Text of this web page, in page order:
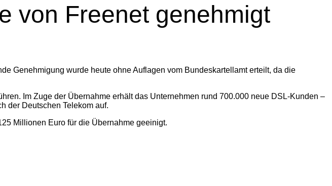
von Freenet genehmigt
Genehmigung wurde heute ohne Auflagen vom Bundeskartellamt erteilt, da die
Im Zuge der Übernahme erhält das Unternehmen rund 700.000 neue DSL-Kunden –
der Deutschen Telekom auf.
Millionen Euro für die Übernahme geeinigt.